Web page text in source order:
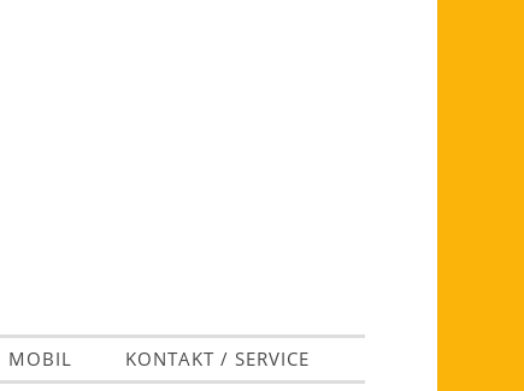
MOBIL KONTAKT / SERVICE